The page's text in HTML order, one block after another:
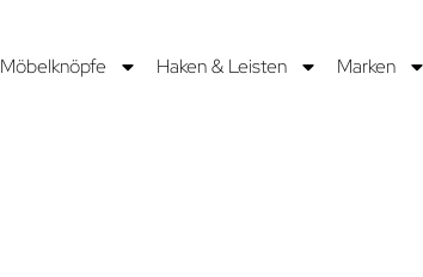
Möbelknöpfe Haken & Leisten Marken